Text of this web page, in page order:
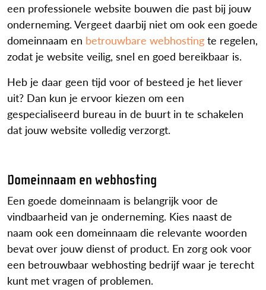
een professionele website bouwen die past bij jouw
onderneming. Vergeet daarbij niet om ook een goede
domeinnaam en betrouwbare webhosting te regelen,
zodat je website veilig, snel en goed bereikbaar is.
Heb je daar geen tijd voor of besteed je het liever
uit? Dan kun je ervoor kiezen om een
gespecialiseerd bureau in de buurt in te schakelen
dat jouw website volledig verzorgt.
Domeinnaam en webhosting
Een goede domeinnaam is belangrijk voor de
vindbaarheid van je onderneming. Kies naast de
naam ook een domeinnaam die relevante woorden
bevat over jouw dienst of product. En zorg ook voor
een betrouwbaar webhosting bedrijf waar je terecht
kunt met vragen of problemen.